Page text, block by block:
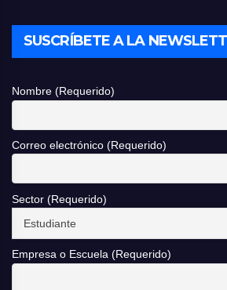
SUSCRÍBETE A LA
Nombre (Requerido)
Correo electrónico (Requerido)
Sector (Requerido)
Empresa o Escuela (Requerido)